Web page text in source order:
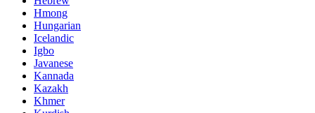
Hmong
Hungarian
Icelandic
Igbo
Javanese
Kannada
Kazakh
Khmer